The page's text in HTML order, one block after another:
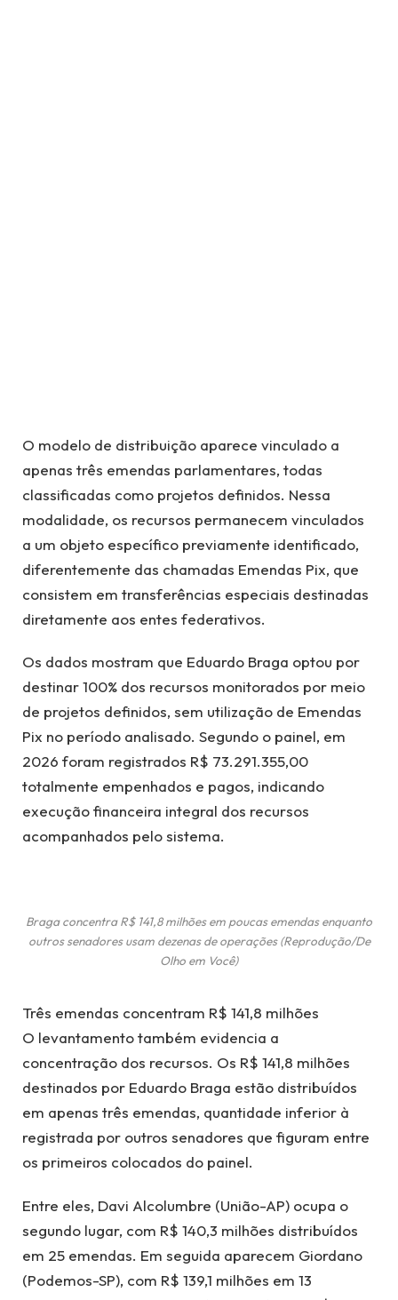
O modelo de distribuição aparece vinculado a
apenas três emendas parlamentares, todas
classificadas como projetos definidos. Nessa
modalidade, os recursos permanecem vinculados
a um objeto específico previamente identificado,
diferentemente das chamadas Emendas Pix, que
consistem em transferências especiais destinadas
diretamente aos entes federativos.
Os dados mostram que Eduardo Braga optou por
destinar 100% dos recursos monitorados por meio
de projetos definidos, sem utilização de Emendas
Pix no período analisado. Segundo o painel, em
2026 foram registrados R$ 73.291.355,00
totalmente empenhados e pagos, indicando
execução financeira integral dos recursos
acompanhados pelo sistema.
Braga concentra R$ 141,8 milhões em poucas emendas enquanto
outros senadores usam dezenas de operações (Reprodução/De
Olho em Você)
Três emendas concentram R$ 141,8 milhões
O levantamento também evidencia a
concentração dos recursos. Os R$ 141,8 milhões
destinados por Eduardo Braga estão distribuídos
em apenas três emendas, quantidade inferior à
registrada por outros senadores que figuram entre
os primeiros colocados do painel.
Entre eles, Davi Alcolumbre (União-AP) ocupa o
segundo lugar, com R$ 140,3 milhões distribuídos
em 25 emendas. Em seguida aparecem Giordano
(Podemos-SP), com R$ 139,1 milhões em 13